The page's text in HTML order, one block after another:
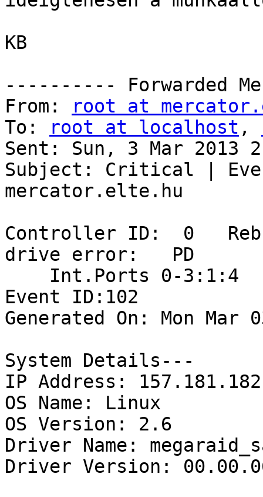
KB
---------- Forwarded
From:
root at
To:
root at localhost ,
Sent: Sun, 3 Mar 2013
Subject: Critical |
mercator.elte.hu
Controller ID:  0
drive error:   PD
Event ID:102
Generated On: Mon Mar
System Details---
IP Address:
OS Name: Linux
OS Version: 2.6
Driver Name:
Driver Version: